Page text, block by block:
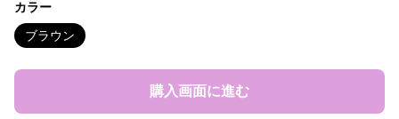
カラー
ブラウン
購入画面に進む